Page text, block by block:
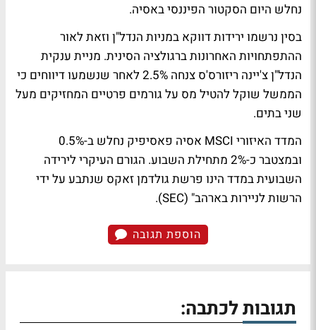
נחלש היום הסקטור הפיננסי באסיה.
בסין נרשמו ירידות דווקא במניות הנדל"ן וזאת לאור
ההתפתחויות האחרונות ברגולציה הסינית. מניית ענקית
הנדל"ן צ'יינה ריזורס'ס צנחה 2.5% לאחר שנשמעו דיווחים כי
הממשל שוקל להטיל מס על גורמים פרטיים המחזיקים מעל
שני בתים.
המדד האיזורי MSCI אסיה פאסיפיק נחלש ב-0.5%
ובמצטבר כ-2% מתחילת השבוע. הגורם העיקרי לירידה
השבועית במדד הינו פרשת גולדמן זאקס שנתבע על ידי
הרשות לניירות בארהב" (SEC).
הוספת תגובה
תגובות לכתבה: